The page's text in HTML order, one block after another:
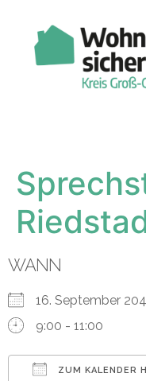
WANN
16. September
9:00 - 11:00
ZUM KALENDER